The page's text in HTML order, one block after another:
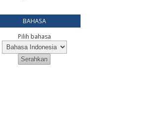
BAHASA
Pilih bahasa